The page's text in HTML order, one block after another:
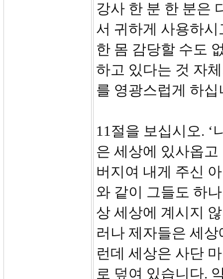
강사 한 분 한 분은
서 귀하게 사용하
한 몸 감당할 수도
하고 있다는 것 자
를 영광스럽게 하십
11절을 보십시오. ‘
은 세상에 있사옵
버지여 내게 주신
와 같이 그들도 하
상 세상에 계시지
러나 제자들은 세
런데 세상은 사단
로 덮여 있습니다.